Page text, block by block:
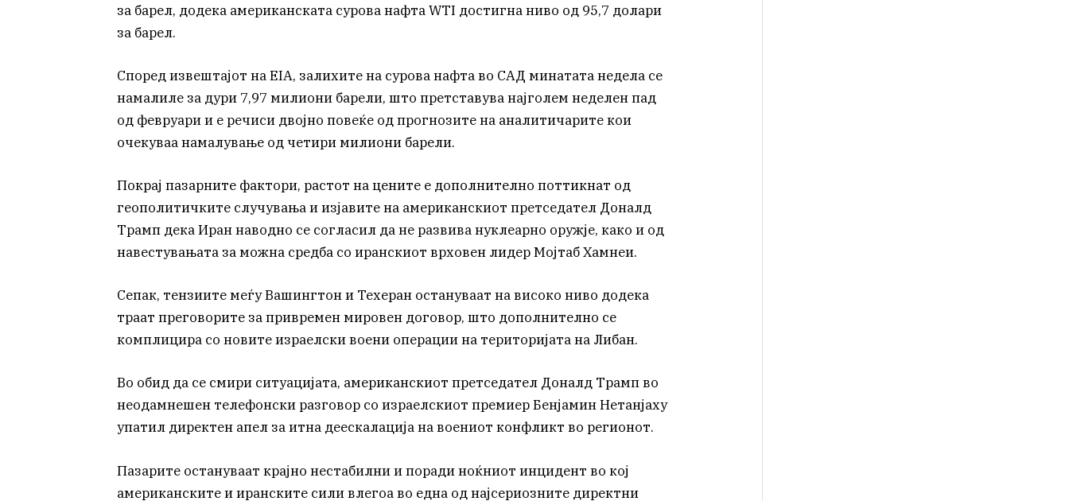
за барел, додека американската сурова нафта WTI достигна ниво од 95,7 долари
за барел.
Според извештајот на EIA, залихите на сурова нафта во САД минатата недела се
намалиле за дури 7,97 милиони барели, што претставува најголем неделен пад
од февруари и е речиси двојно повеќе од прогнозите на аналитичарите кои
очекуваа намалување од четири милиони барели.
Покрај пазарните фактори, растот на цените е дополнително поттикнат од
геополитичките случувања и изјавите на американскиот претседател Доналд
Трамп дека Иран наводно се согласил да не развива нуклеарно оружје, како и од
навестувањата за можна средба со иранскиот врховен лидер Мојтаб Хамнеи.
Сепак, тензиите меѓу Вашингтон и Техеран остануваат на високо ниво додека
траат преговорите за привремен мировен договор, што дополнително се
комплицира со новите израелски воени операции на територијата на Либан.
Во обид да се смири ситуацијата, американскиот претседател Доналд Трамп во
неодамнешен телефонски разговор со израелскиот премиер Бенјамин Нетанјаху
упатил директен апел за итна деескалација на воениот конфликт во регионот.
Пазарите остануваат крајно нестабилни и поради ноќниот инцидент во кој
американските и иранските сили влегоа во една од најсериозните директни